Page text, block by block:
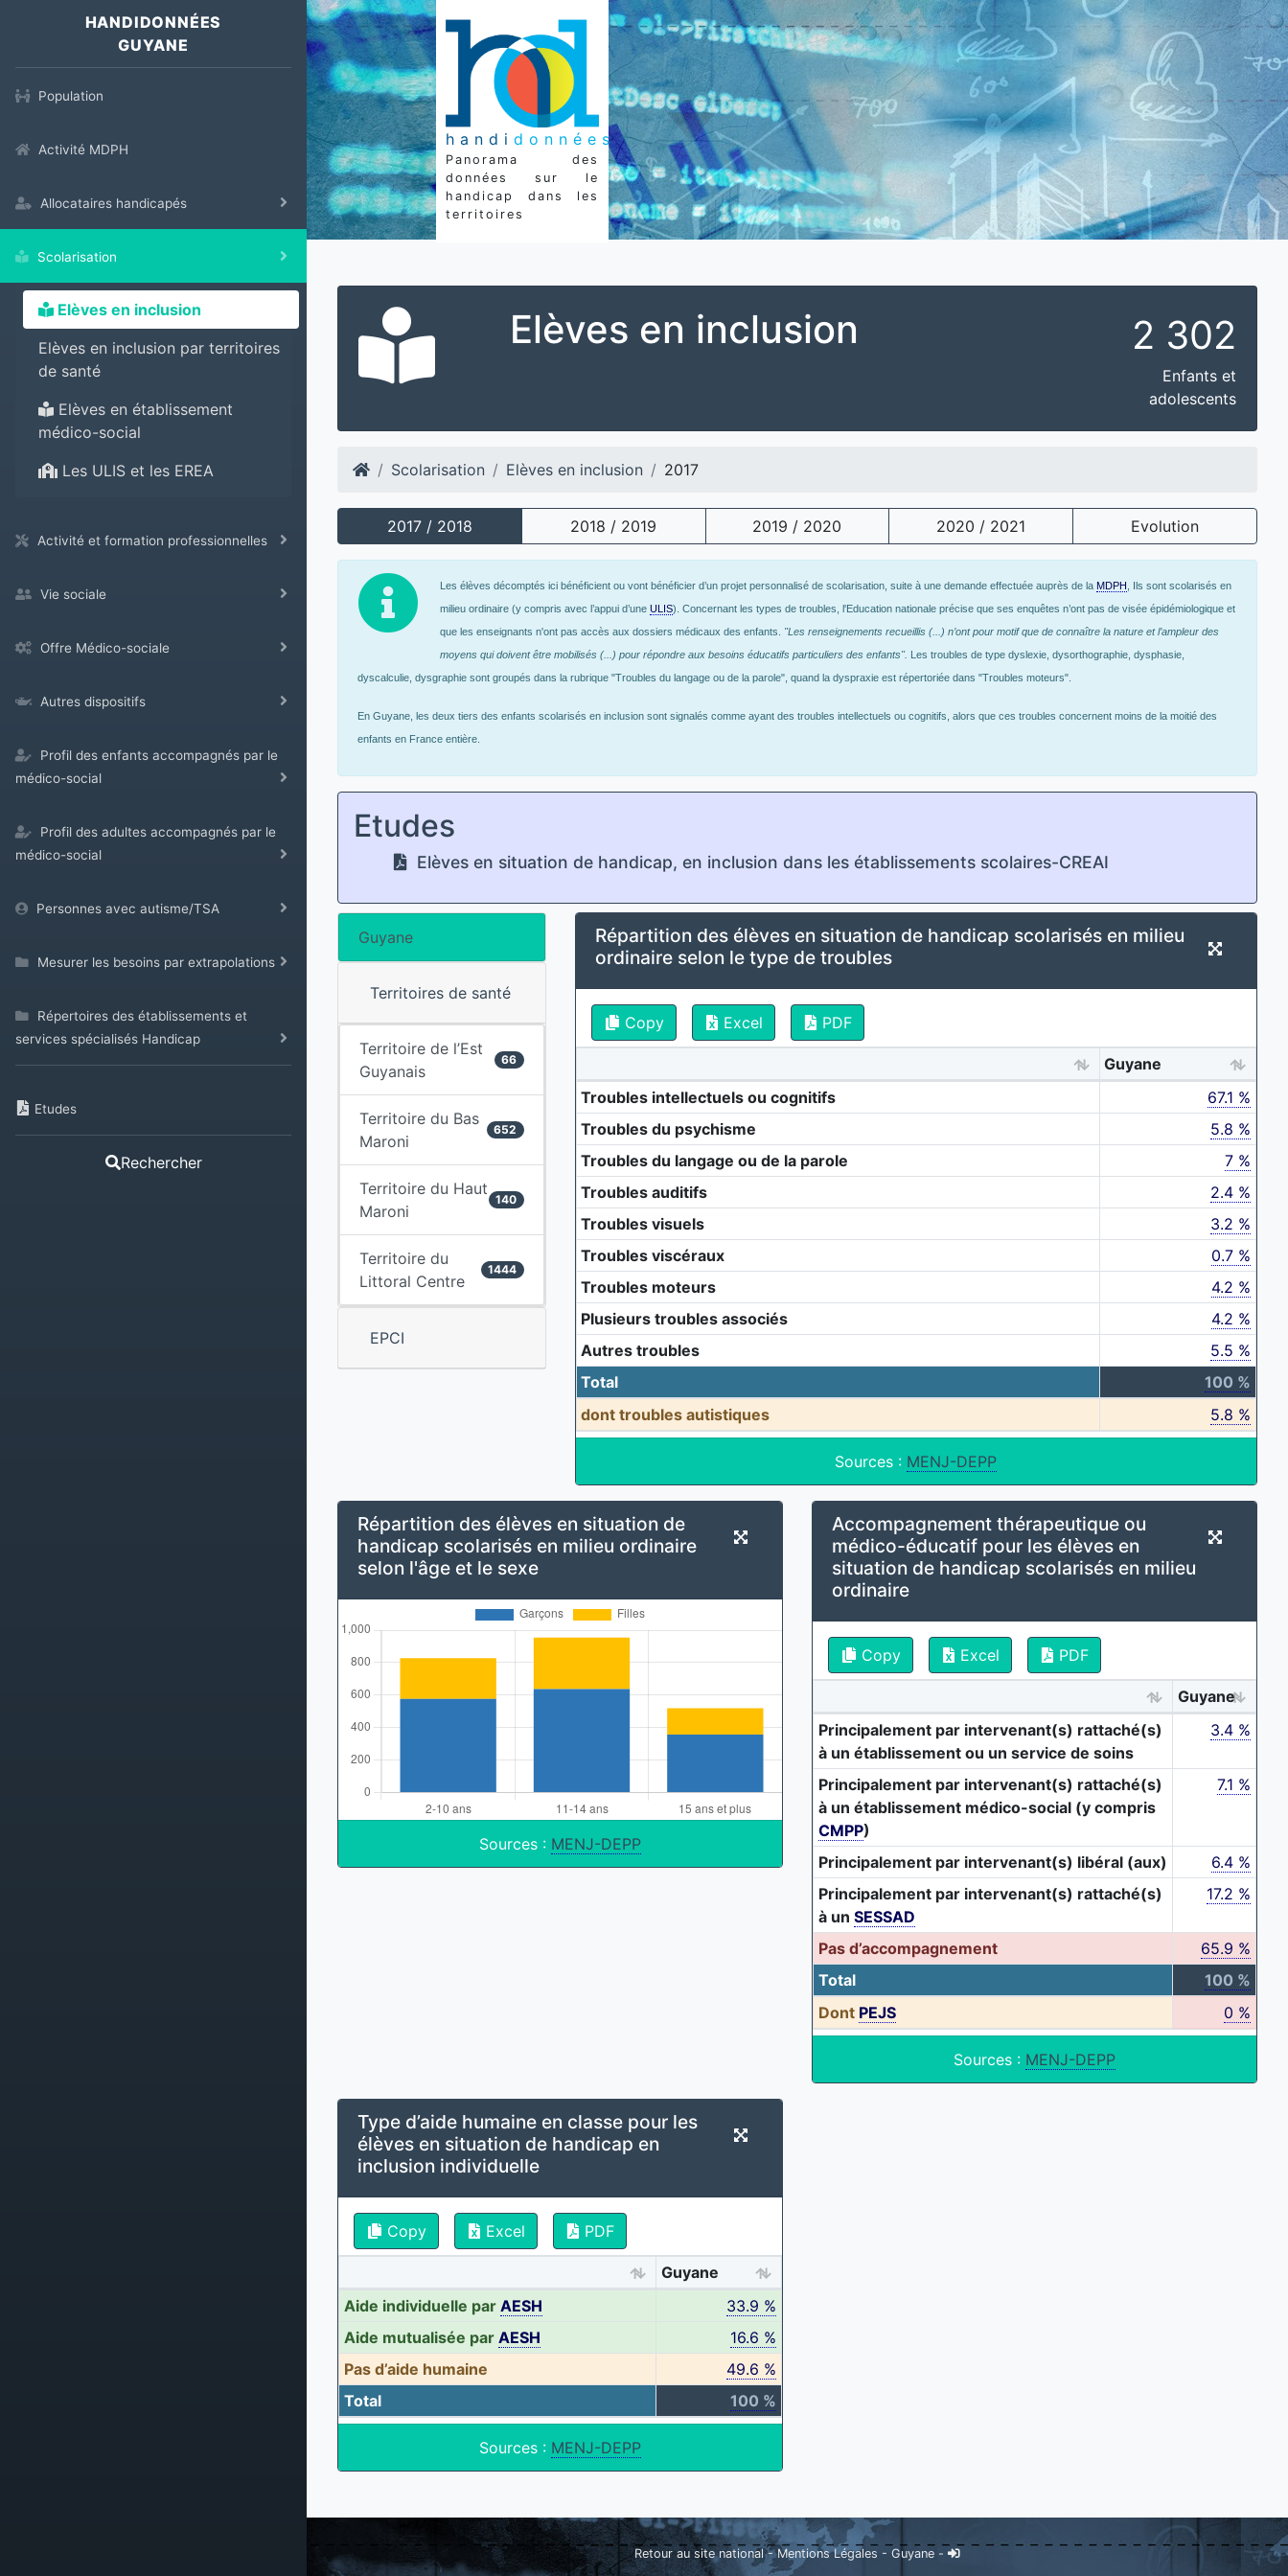
HANDIDONNÉES
GUYANE
Population
Activité MDPH
Allocataires handicapés
Scolarisation
Elèves en inclusion
Elèves en inclusion par territoires
de santé
Elèves en établissement
médico-social
Les ULIS et les EREA
Activité et formation professionnelles
Vie sociale
Offre Médico-sociale
Autres dispositifs
Profil des enfants accompagnés par le
médico-social
Profil des adultes accompagnés par le
médico-social
Personnes avec autisme/TSA
Mesurer les besoins par extrapolations
Répertoires des établissements et
services spécialisés Handicap
Etudes
Rechercher
handi données
Panorama des
données sur le
handicap dans les
territoires
Elèves en inclusion 2 302
Enfants et
adolescents
Scolarisation Elèves en inclusion 2017
2017 / 2018 2018 / 2019 2019 / 2020 2020 / 2021 Evolution
Les élèves décomptés ici bénéficient ou vont bénéficier d’un projet personnalisé de scolarisation, suite à une demande effectuée auprès de la MDPH , Ils sont scolarisés en
milieu ordinaire (y compris avec l’appui d’une ULIS). Concernant les types de troubles, l'Education nationale précise que ses enquêtes n’ont pas de visée épidémiologique et
que les enseignants n'ont pas accès aux dossiers médicaux des enfants. "Les renseignements recueillis (...) n’ont pour motif que de connaître la nature et l’ampleur des
moyens qui doivent être mobilisés (...) pour répondre aux besoins éducatifs particuliers des enfants". Les troubles de type dyslexie, dysorthographie, dysphasie,
dyscalculie, dysgraphie sont groupés dans la rubrique "Troubles du langage ou de la parole", quand la dyspraxie est répertoriée dans "Troubles moteurs".
En Guyane, les deux tiers des enfants scolarisés en inclusion sont signalés comme ayant des troubles intellectuels ou cognitifs, alors que ces troubles concernent moins de la moitié des
enfants en France entière.
Etudes
Elèves en situation de handicap, en inclusion dans les établissements scolaires-CREAI
Guyane
Territoires de santé
Territoire de l’Est
Guyanais
66
Territoire du Bas
Maroni
652
Territoire du Haut
Maroni
140
Territoire du
Littoral Centre
1444
EPCI
Répartition des élèves en situation de handicap scolarisés en milieu
ordinaire selon le type de troubles
Copy Excel PDF
Guyane
Troubles intellectuels ou cognitifs
67.1 %
Troubles du psychisme
5.8 %
Troubles du langage ou de la parole
7 %
Troubles auditifs
2.4 %
Troubles visuels
3.2 %
Troubles viscéraux
0.7 %
Troubles moteurs
4.2 %
Plusieurs troubles associés
4.2 %
Autres troubles
5.5 %
Total
100 %
dont troubles autistiques
5.8 %
Sources : MENJ-DEPP
Répartition des élèves en situation de
handicap scolarisés en milieu ordinaire
selon l'âge et le sexe
Sources : MENJ-DEPP
Accompagnement thérapeutique ou
médico-éducatif pour les élèves en
situation de handicap scolarisés en milieu
ordinaire
Copy Excel PDF
Guyane
Principalement par intervenant(s) rattaché(s)
à un établissement ou un service de soins
3.4 %
Principalement par intervenant(s) rattaché(s)
à un établissement médico-social (y compris
CMPP)
7.1 %
Principalement par intervenant(s) libéral (aux)
6.4 %
Principalement par intervenant(s) rattaché(s)
à un SESSAD
17.2 %
Pas d’accompagnement
65.9 %
Total
100 %
Dont PEJS 0 %
Sources : MENJ-DEPP
Type d’aide humaine en classe pour les
élèves en situation de handicap en
inclusion individuelle
Copy Excel PDF
Guyane
Aide individuelle par AESH
33.9 %
Aide mutualisée par AESH
16.6 %
Pas d’aide humaine
49.6 %
Total
100 %
Sources : MENJ-DEPP
Retour au site national -Mentions Légales - Guyane -